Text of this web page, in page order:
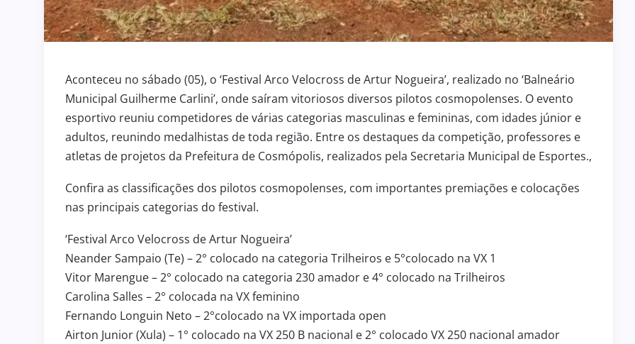
Aconteceu no sábado (05), o ‘Festival Arco Velocross de Artur Nogueira’, realizado no ‘Balneário
Municipal Guilherme Carlini’, onde saíram vitoriosos diversos pilotos cosmopolenses. O evento
esportivo reuniu competidores de várias categorias masculinas e femininas, com idades júnior e
adultos, reunindo medalhistas de toda região. Entre os destaques da competição, professores e
atletas de projetos da Prefeitura de Cosmópolis, realizados pela Secretaria Municipal de Esportes.,
Confira as classificações dos pilotos cosmopolenses, com importantes premiações e colocações
nas principais categorias do festival.
‘Festival Arco Velocross de Artur Nogueira’
Neander Sampaio (Te) – 2° colocado na categoria Trilheiros e 5°colocado na VX 1
Vitor Marengue – 2° colocado na categoria 230 amador e 4° colocado na Trilheiros
Carolina Salles – 2° colocada na VX feminino
Fernando Longuin Neto – 2°colocado na VX importada open
Airton Junior (Xula) – 1° colocado na VX 250 B nacional e 2° colocado VX 250 nacional amador
BOLETIM INFORMATIVO 239
BOLETIM INFORMATIVO 31 de julho de 2026